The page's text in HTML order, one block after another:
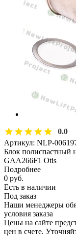
0.0
Артикул: NLP-
Блок полиспастный
GAA266F1 Otis
Подробнее
0 руб.
Есть в наличии
Под заказ
Наши менеджеры
условия заказа
Цены на сайте
цен в счете.